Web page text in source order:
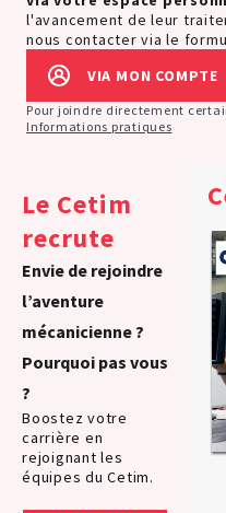
l'avancement de leur
nous contacter via le
VIA MON COMPTE
Pour joindre directement
Informations pratiques
Le Cetim
recrute
Envie de rejoindre
l’aventure
mécanicienne ?
Pourquoi pas vous
?
Boostez votre
carrière en
rejoignant les
équipes du Cetim.